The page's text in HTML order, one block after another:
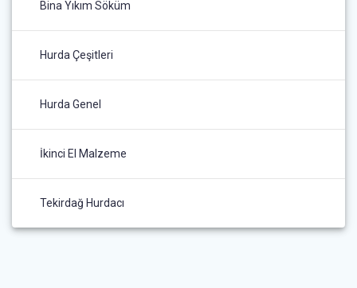
Bina Yıkım Söküm
Hurda Çeşitleri
Hurda Genel
İkinci El Malzeme
Tekirdağ Hurdacı